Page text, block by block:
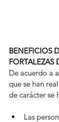
BENEFICIOS
FORTALEZAS
De acuerdo a
que se han
de carácter se
Las